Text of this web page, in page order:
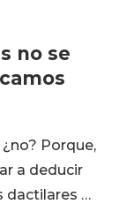
no se
Porque,
a deducir
dactilares …